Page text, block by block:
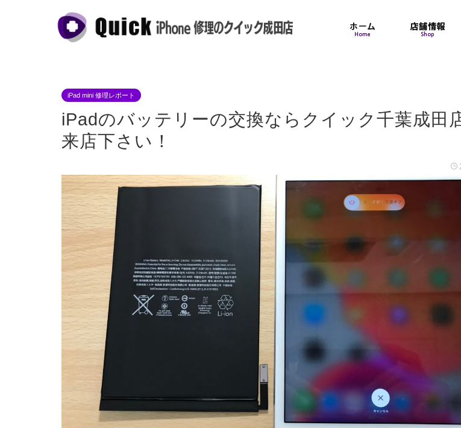
iPad mini 修理レポート
iPadのバッテリーの交換ならクイック千葉成田
来店下さい！